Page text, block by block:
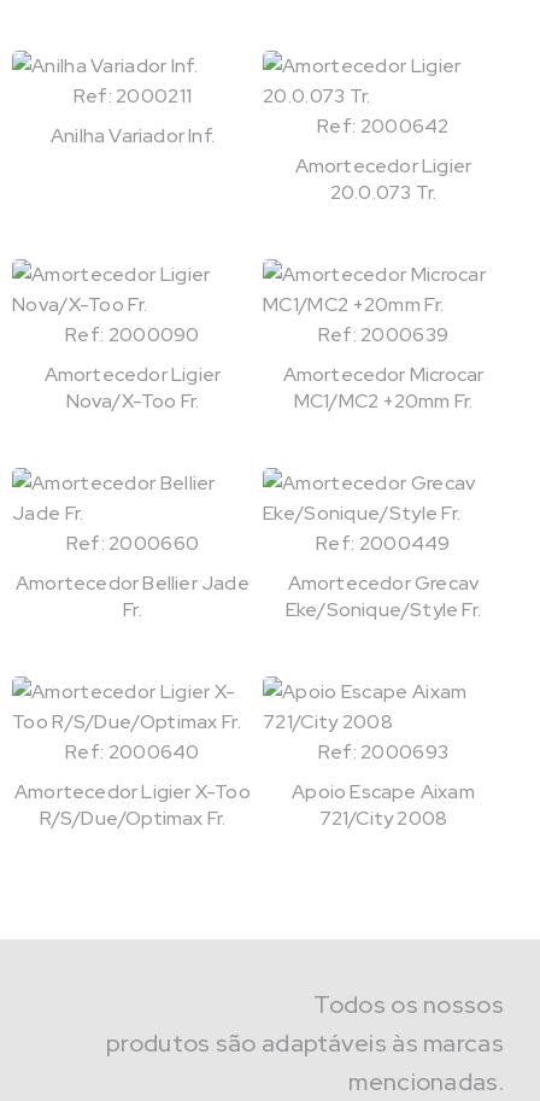
Ref: 2000211
Anilha Variador Inf.
Ref: 2000642
Amortecedor Ligier
20.0.073 Tr.
Ref: 2000090
Amortecedor Ligier
Nova/X-Too Fr.
Ref: 2000639
Amortecedor Microcar
MC1/MC2 +20mm Fr.
Ref: 2000660
Amortecedor Bellier Jade
Fr.
Ref: 2000449
Amortecedor Grecav
Eke/Sonique/Style Fr.
Ref: 2000640
Amortecedor Ligier X-Too
R/S/Due/Optimax Fr.
Ref: 2000693
Apoio Escape Aixam
721/City 2008
Todos os nossos
produtos são adaptáveis às marcas
mencionadas.